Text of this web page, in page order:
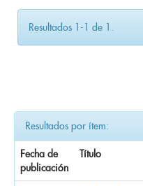
Resultados 1-1 de 1.
Resultados por ítem:
Fecha de
publicación
Título